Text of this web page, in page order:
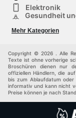
Elektronik
Gesundheit
Sportartikel und
Mehr Kategorien
Copyright © 2026 . Alle
Texte ist ohne vorherige
Broschüren dienen nur
offiziellen Händlern, die
bis zum Ablaufdatum
informativ und kann nicht
Preise können je nach